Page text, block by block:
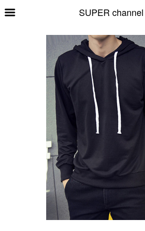
SUPER channel